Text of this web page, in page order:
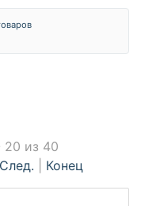
20 из 40
След. Конец